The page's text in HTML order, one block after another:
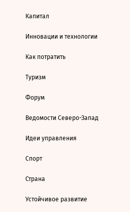
Капитал
Инновации и технологии
Как потратить
Туризм
Форум
Ведомости Северо-Запад
Идеи управления
Спорт
Страна
Устойчивое развитие